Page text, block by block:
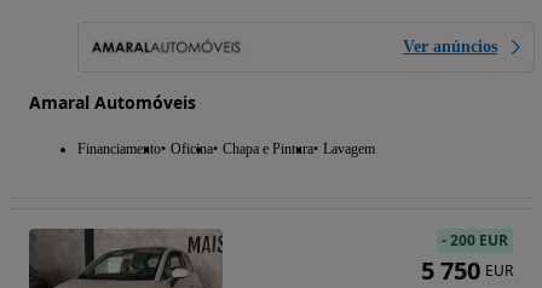
Ver anúncios
Amaral Automóveis
Financiamento Oficina Chapa e Pintura Lavagem
-200 EUR
5 750 EUR